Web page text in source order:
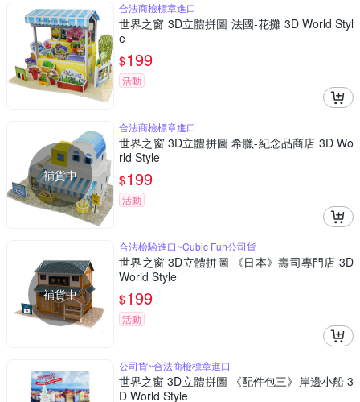
合法商檢標章進口
世界之窗 3D立體拼圖 法國-花攤 3D World Styl
e
$199
活動
補貨中
合法商檢標章進口
世界之窗 3D立體拼圖 希臘-紀念品商店 3D Wo
rld Style
$199
活動
補貨中
合法檢驗進口~Cubic Fun公司貨
世界之窗 3D立體拼圖 《日本》壽司專門店 3D
World Style
$199
活動
公司貨~合法商檢標章進口
世界之窗 3D立體拼圖 《配件包三》岸邊小船 3
D World Style